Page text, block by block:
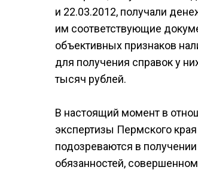
и 22.03.2012, получали
им соответствующие
объективных признаков
для получения справок у
тысяч рублей.
В настоящий момент в
экспертизы Пермского
подозреваются в
обязанностей,